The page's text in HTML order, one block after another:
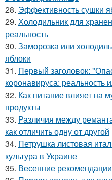
28. Эффективность сушки
29. Холодильник для
реальность
30. Заморозка или
яблоки
31. Первый заголовок:
коронавируса: реальность
32. Как питание влияет на
продукты
33. Различия между
как отличить одну от другой
34. Петрушка листовая
культура в Украине
35. Весенние